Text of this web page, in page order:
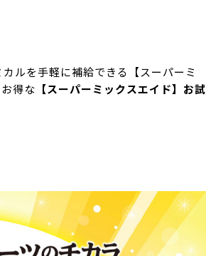
ルを手軽に補給できる【スーパーミ
得な 【スーパーミックスエイド】お試